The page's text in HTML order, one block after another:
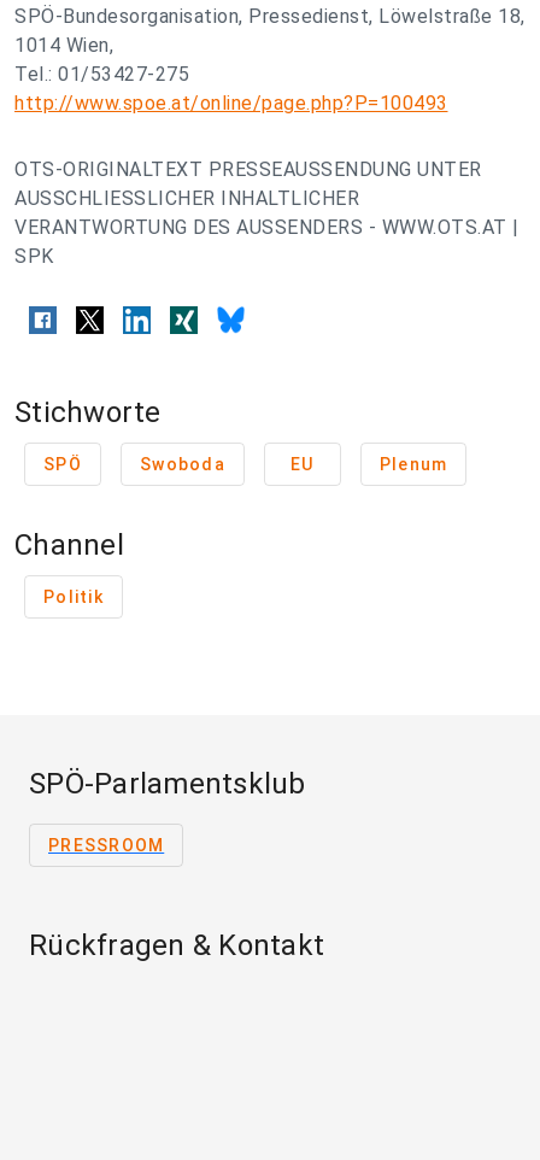
SPÖ-Bundesorganisation, Pressedienst, Löwelstraße 18,
1014 Wien,
Tel.: 01/53427-275
http://www.spoe.at/online/page.php?P=100493
OTS-ORIGINALTEXT PRESSEAUSSENDUNG UNTER
AUSSCHLIESSLICHER INHALTLICHER
VERANTWORTUNG DES AUSSENDERS - WWW.OTS.AT |
SPK
Stichworte
SPÖ Swoboda EU Plenum
Channel
Politik
SPÖ-Parlamentsklub
PRESSROOM
Rückfragen & Kontakt